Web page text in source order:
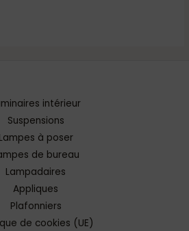
intérieur
Suspensions
Lampes à poser
de bureau
Lampadaires
Appliques
Plafonniers
de cookies (UE)